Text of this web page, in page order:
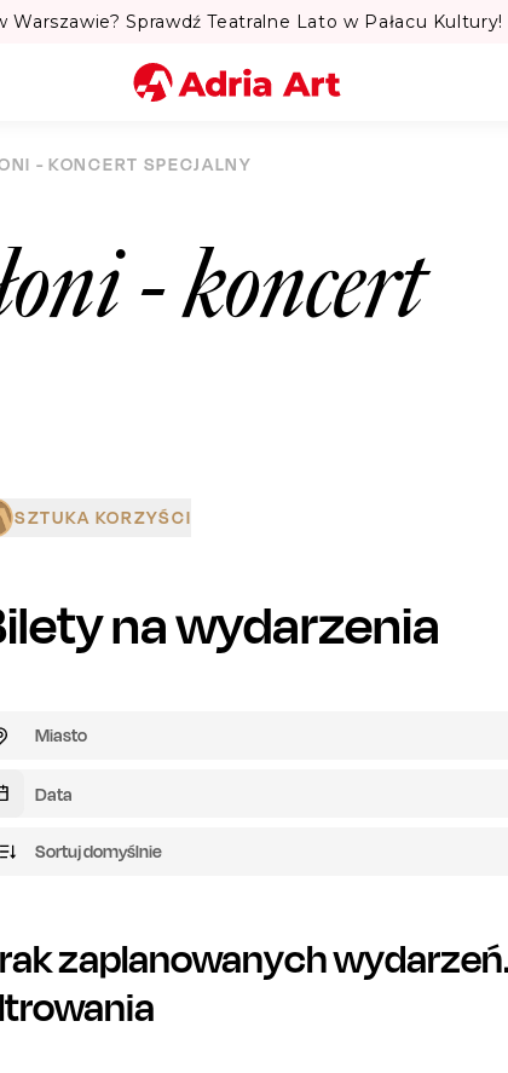
Warszawie? Sprawdź Teatralne Lato w Pałacu
Szukaj
- KONCERT SPECJALNY
- koncert
SZTUKA KORZYŚCI
na wydarzenia
Miasto
Sortuj domyślnie
zaplanowanych